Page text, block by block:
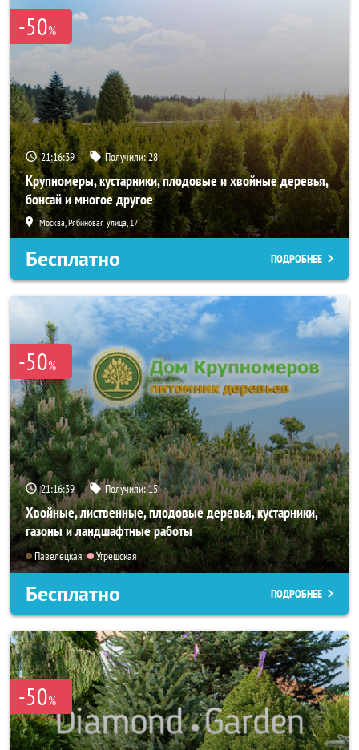
-50%
21:16:38 Получили:28
Крупномеры, кустарники, плодовые и хвойные деревья,
бонсай и многое другое
Москва, Рябиновая улица, 17
Бесплатно ПОДРОБНЕЕ
-50%
21:16:38 Получили:15
Хвойные, лиственные, плодовые деревья, кустарники,
газоны и ландшафтные работы
Павелецкая Угрешская
Бесплатно ПОДРОБНЕЕ
-50%